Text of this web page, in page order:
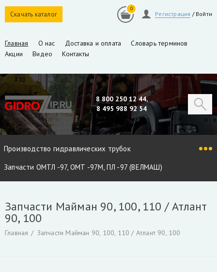
Скачать каталог Регистрация / Войти
0
Главная О нас Доставка и оплата
Словарь терминов
Акции
Видео Контакты
8 800 250 12 44,
8 495 988 92 54
Производство гидравлических трубок
Запчасти ОМТЛ -97, ОМТ -97М, ПЛ -97 (ВЕЛМАШ)
Запчасти Майман 90, 100, 110 / Атлант 90, 100
Гидроцилиндры
Запчасти Майман 90, 100, 110 / Атлант
90, 100
Главная Запчасти Майман 90, 100, 110 / Атлант 90, 100